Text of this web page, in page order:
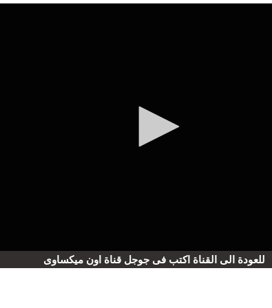
للعودة الى القناة اكتب فى جوجل قناة اون ميكساوى